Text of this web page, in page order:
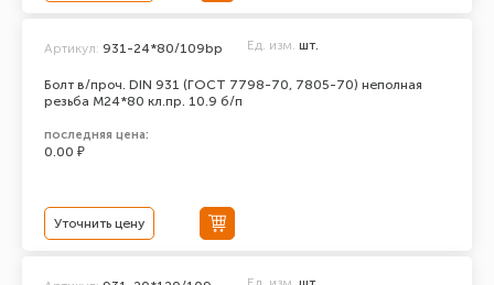
Болт в/проч. DIN 931 (ГОСТ 7798-70, 7805-70) неполная
резьба М24*80 кл.пр. 10.9 б/п
Артикул: 931-24*80/109bp Ед. изм. шт.
последняя цена:
0.00 ₽
Уточнить цену